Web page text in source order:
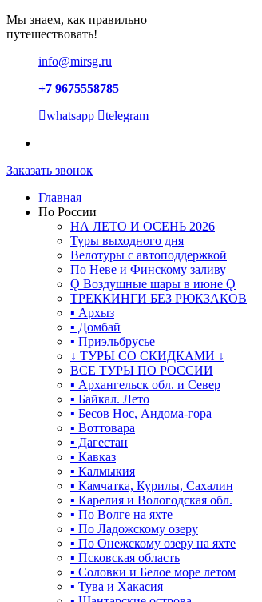
Мы знаем, как правильно
путешествовать!
info@mirsg.ru
+7 9675558785
whatsapp
telegram
Заказать звонок
Главная
По России
НА ЛЕТО И ОСЕНЬ 2026
Туры выходного дня
Велотуры с автоподдержкой
По Неве и Финскому заливу
Ǫ Воздушные шары в июне Ǫ
ТРЕККИНГИ БЕЗ РЮКЗАКОВ
▪ Архыз
▪ Домбай
▪ Приэльбрусье
↓ ТУРЫ СО СКИДКАМИ ↓
ВСЕ ТУРЫ ПО РОССИИ
▪ Архангельск обл. и Север
▪ Байкал. Лето
▪ Бесов Нос, Андома-гора
▪ Воттовара
▪ Дагестан
▪ Кавказ
▪ Калмыкия
▪ Камчатка, Курилы, Сахалин
▪ Карелия и Вологодская обл.
▪ По Волге на яхте
▪ По Ладожскому озеру
▪ По Онежскому озеру на яхте
▪ Псковская область
▪ Соловки и Белое море летом
▪ Тува и Хакасия